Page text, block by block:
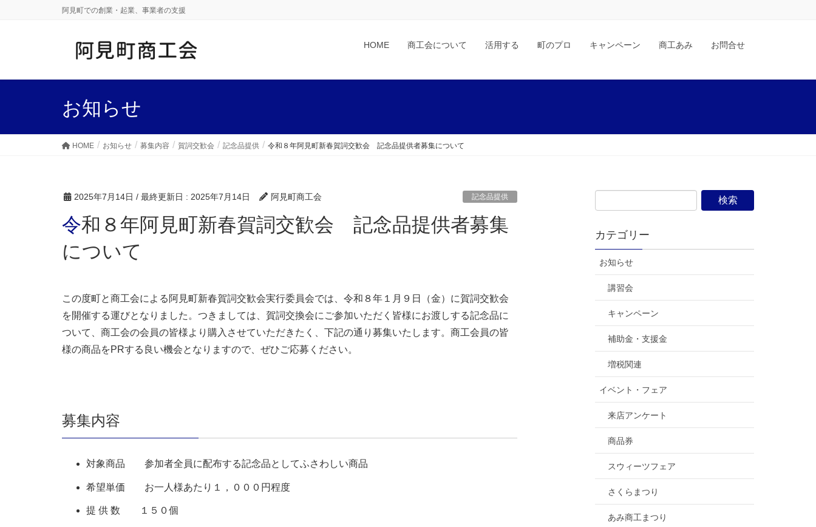
阿見町での創業・起業、事業者の支援
HOME 商工会について 活用する 町のプロ キャンペーン 商工あみ お問合せ
お知らせ
HOME お知らせ 募集内容 賀詞交歓会 記念品提供 令和８年阿見町新春賀詞交歓会 記念品提供者募集について
2025年7月14日 / 最終更新日 : 2025年7月14日 阿見町商工会 記念品提供
令和８年阿見町新春賀詞交歓会 記念品提供者募集
について
この度町と商工会による阿見町新春賀詞交歓会実行委員会では、令和８年１月９日（金）に賀詞交歓会
を開催する運びとなりました。つきましては、賀詞交換会にご参加いただく皆様にお渡しする記念品に
ついて、商工会の会員の皆様より購入させていただきたく、下記の通り募集いたします。商工会員の皆
様の商品をPRする良い機会となりますので、ぜひご応募ください。
募集内容
対象商品 参加者全員に配布する記念品としてふさわしい商品
希望単価 お一人様あたり１，０００円程度
提 供 数 １５０個
カテゴリー
お知らせ
講習会
キャンペーン
補助金・支援金
増税関連
イベント・フェア
来店アンケート
商品券
スウィーツフェア
さくらまつり
あみ商工まつり